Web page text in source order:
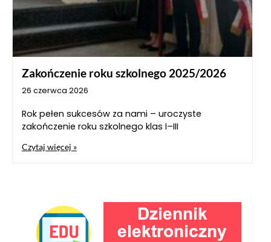
Zakończenie roku szkolnego 2025/2026
26 czerwca 2026
Rok pełen sukcesów za nami – uroczyste
zakończenie roku szkolnego klas I–III
Czytaj więcej »